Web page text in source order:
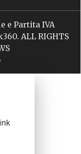
e Partita IVA
ALL RIGHTS